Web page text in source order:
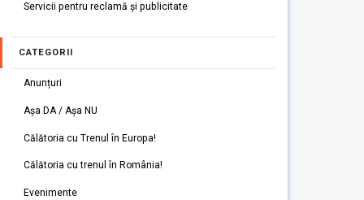
Servicii pentru reclamă și publicitate
CATEGORII
Anunțuri
Așa DA / Așa NU
Călătoria cu Trenul în Europa!
Călătoria cu trenul în România!
Evenimente